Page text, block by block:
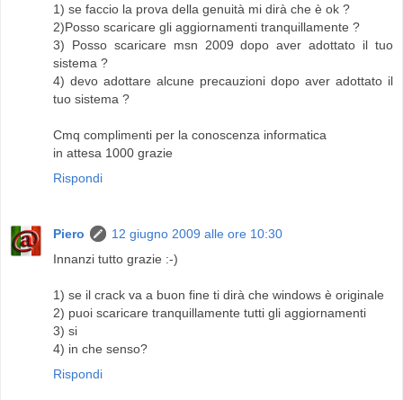
1) se faccio la prova della genuità mi dirà che è ok ?
2)Posso scaricare gli aggiornamenti tranquillamente ?
3) Posso scaricare msn 2009 dopo aver adottato il tuo
sistema ?
4) devo adottare alcune precauzioni dopo aver adottato il
tuo sistema ?
Cmq complimenti per la conoscenza informatica
in attesa 1000 grazie
Rispondi
Piero
12 giugno 2009 alle ore 10:30
Innanzi tutto grazie :-)
1) se il crack va a buon fine ti dirà che windows è originale
2) puoi scaricare tranquillamente tutti gli aggiornamenti
3) si
4) in che senso?
Rispondi